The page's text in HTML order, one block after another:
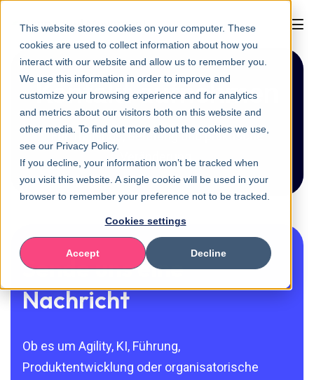
This website stores cookies on your computer. These
cookies are used to collect information about how you
interact with our website and allow us to remember you.
We use this information in order to improve and
customize your browsing experience and for analytics
and metrics about our visitors both on this website and
other media. To find out more about the cookies we use,
see our Privacy Policy.
If you decline, your information won’t be tracked when
you visit this website. A single cookie will be used in your
browser to remember your preference not to be tracked.
Cookies settings
Accept Decline
Kontakt aufnehmen
Für Trainings, Beratung und praktische
Veränderung.
Sende uns eine
Nachricht
Ob es um Agility, KI, Führung,
Produktentwicklung oder organisatorische